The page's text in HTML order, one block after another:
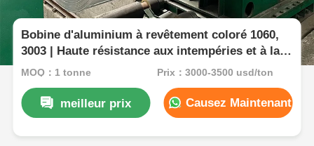
Bobine d'aluminium à revêtement coloré 1060,
3003 | Haute résistance aux intempéries et à la
corrosion | Pour tuiles, volets roulants,
MOQ：1 tonne Prix：3000-3500 usd/ton
meilleur prix Causez Maintenant